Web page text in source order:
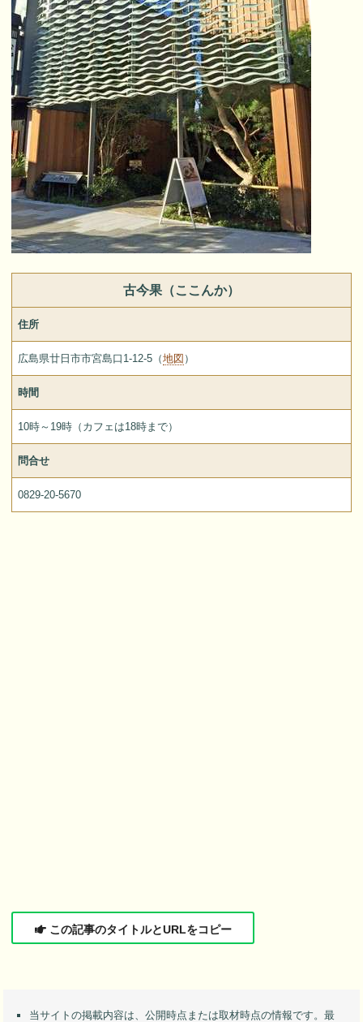
古今果（ここんか）
住所
広島県廿日市市宮島口1-12-5（地図 ）
時間
10時～19時（カフェは18時まで）
問合せ
0829-20-5670
この記事のタイトルとURLをコピー
当サイトの掲載内容は、公開時点または取材時点の情報です。最